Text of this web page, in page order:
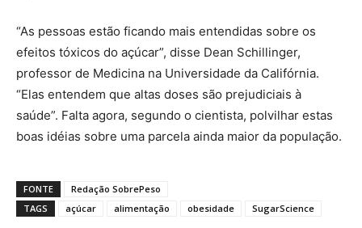
“As pessoas estão ficando mais entendidas sobre os
efeitos tóxicos do açúcar”, disse Dean Schillinger,
professor de Medicina na Universidade da Califórnia.
“Elas entendem que altas doses são prejudiciais à
saúde”. Falta agora, segundo o cientista, polvilhar estas
boas idéias sobre uma parcela ainda maior da população.
FONTE
Redação SobrePeso
TAGS
açúcar alimentação obesidade SugarScience